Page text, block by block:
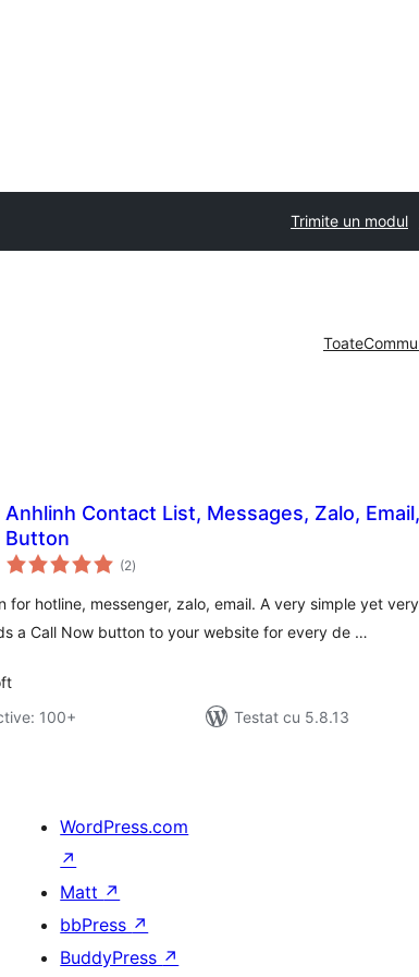
Trimite un modul
Toate
Anhlinh Contact List, Messages, Zalo,
Button
(2total
aprecieri
)
for hotline, messenger, zalo, email. A very simple yet
a Call Now button to your website for every de …
100+
Testat cu 5.8.13
WordPress.com
↗
Matt ↗
bbPress ↗
BuddyPress ↗